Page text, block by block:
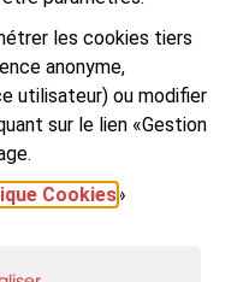
les cookies tiers
anonyme,
utilisateur) ou modifier
sur le lien «Gestion
Cookies»
Facebook
LinkedIn